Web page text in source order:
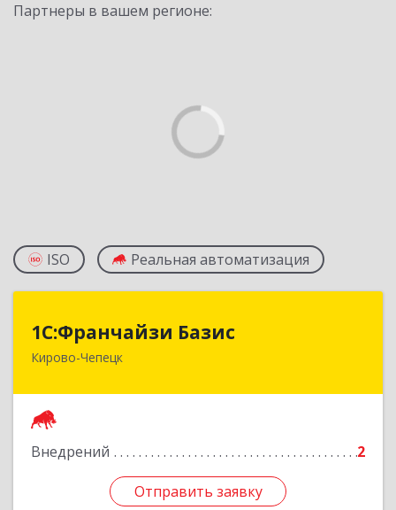
Партнеры в вашем регионе:
ISO Реальная автоматизация
1С:Франчайзи Базис
Кирово-Чепецк
Внедрений 2
Отправить заявку
613044, Кировская обл, город Кирово-Чепецк
Подробнее
Отправить заявку